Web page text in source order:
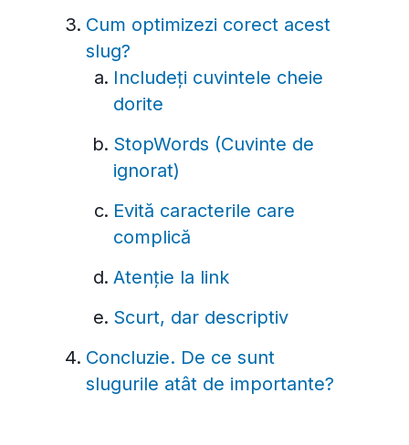
Cum optimizezi corect acest
slug?
Includeți cuvintele cheie
dorite
StopWords (Cuvinte de
ignorat)
Evită caracterile care
complică
Atenție la link
Scurt, dar descriptiv
Concluzie. De ce sunt
slugurile atât de importante?